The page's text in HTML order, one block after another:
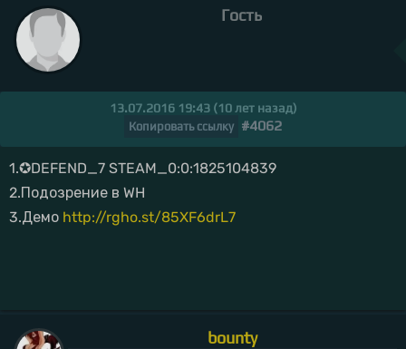
Гость
13.07.2016 19:43 (10 лет назад)
Копировать ссылку #4062
1.✪DEFEND_7 STEAM_0:0:1825104839
2.Подозрение в WH
3.Демо http://rgho.st/85XF6drL7
bounty